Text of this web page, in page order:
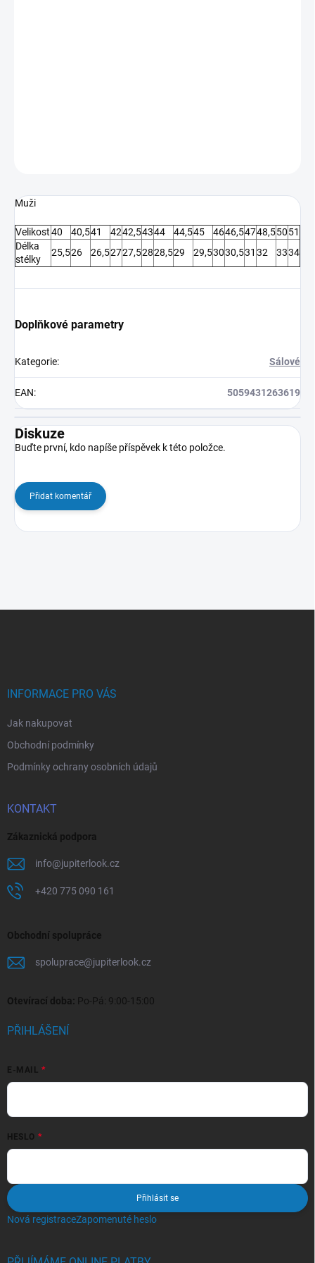
Muži
Velikost40 40,541 4242,54344 44,545 4646,54748,55051
Délka
stélky
25,526 26,52727,52828,529 29,53030,531 32 3334
Doplňkové parametry
Kategorie: Sálové
EAN: 5059431263619
Diskuze
Buďte první, kdo napíše příspěvek k této položce.
Přidat komentář
INFORMACE PRO VÁS
Jak nakupovat
Obchodní podmínky
Podmínky ochrany osobních údajů
KONTAKT
Zákaznická podpora
info@jupiterlook.cz
+420 775 090 161
Obchodní spolupráce
spoluprace@jupiterlook.cz
Otevírací doba: Po-Pá: 9:00-15:00
PŘIHLÁŠENÍ
E-MAIL
HESLO
Přihlásit se
Nová registraceZapomenuté heslo